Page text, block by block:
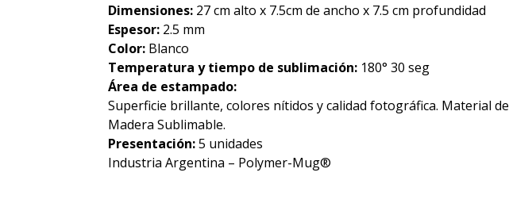
Dimensiones:27 cm alto x 7.5cm de ancho x 7.5 cm profundidad
Espesor:2.5 mm
Color:Blanco
Temperatura y tiempo de sublimación:180° 30 seg
Área de estampado:
Superficie brillante, colores nítidos y calidad fotográfica. Material de
Madera Sublimable.
Presentación:5 unidades
Industria Argentina – Polymer-Mug®